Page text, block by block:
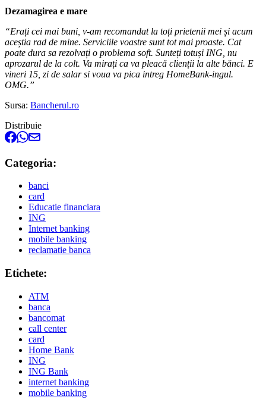
Dezamagirea e mare
“Erați cei mai buni, v-am recomandat la toți prietenii mei și acum
aceștia rad de mine. Serviciile voastre sunt tot mai proaste. Cat
poate dura sa rezolvați o problema soft. Sunteți totuși ING, nu
aprozarul de la colt. Va mirați ca va pleacă clienții la alte bănci. E
vineri 15, zi de salar si voua va pica intreg HomeBank-ingul.
OMG.”
Sursa: Bancherul.ro
Distribuie
Categoria:
banci
card
Educatie financiara
ING
Internet banking
mobile banking
reclamatie banca
Etichete:
ATM
banca
bancomat
call center
card
Home Bank
ING
ING Bank
internet banking
mobile banking